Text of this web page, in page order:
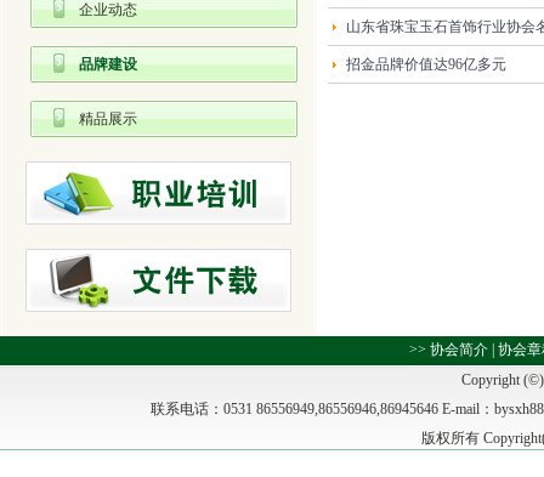
企业动态
品牌建设
精品展示
山东省珠宝玉石首饰行业协会
招金品牌价值达96亿多元
>> 协会简介 协会
Copyright (©)
联系电话：0531 86556949,86556946,86945646 E-mail：
版权所有